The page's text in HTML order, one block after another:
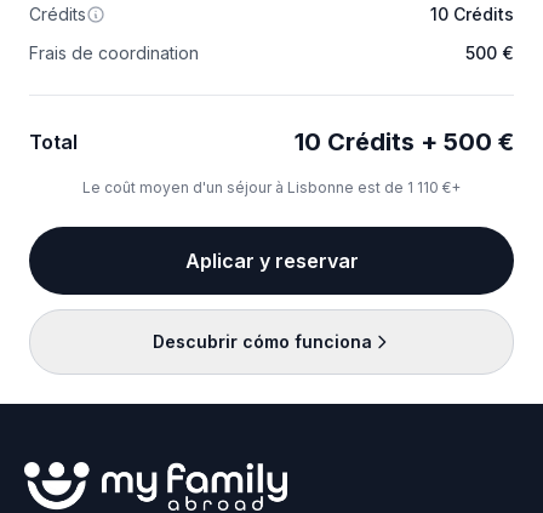
Crédits
10 Crédits
Frais de coordination
500 €
Total 10 Crédits + 500 €
Le coût moyen d'un séjour à Lisbonne est de 1 110 €+
Aplicar y reservar
Descubrir cómo funciona